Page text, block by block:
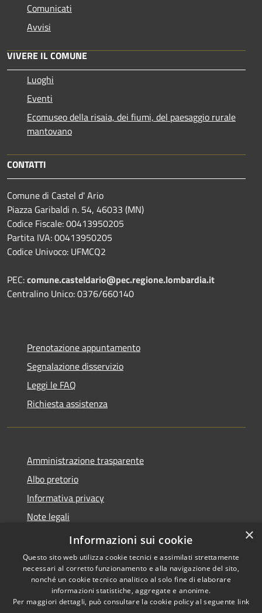
Comunicati
Avvisi
VIVERE IL COMUNE
Luoghi
Eventi
Ecomuseo della risaia, dei fiumi, del paesaggio rurale
mantovano
CONTATTI
Comune di Castel d' Ario
Piazza Garibaldi n. 54, 46033 (MN)
Codice Fiscale: 00413950205
Partita IVA: 00413950205
Codice Univoco: UFMCQ2
PEC:comune.casteldario@pec.regione.lombardia.it
Centralino Unico: 0376/660140
Prenotazione appuntamento
Segnalazione disservizio
Leggi le FAQ
Richiesta assistenza
Amministrazione trasparente
Albo pretorio
Informativa privacy
Note legali
Dichiarazione di accessibilità
Accessibilità
Copyright © 2026 • Comune di
Castel d'Ario • Powered by
×
Informazioni sui cookie
Questo sito web utilizza cookie tecnici e assimilati strettamente
necessari al corretto funzionamento e alla navigazione del sito,
nonché un cookie tecnico analitico al solo fine di elaborare
informazioni statistiche, aggregate e anonime.
Per maggiori dettagli, può consultare la cookie policy al seguente link